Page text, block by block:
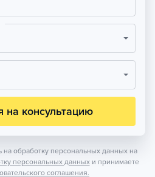
на консультацию
обработку персональных данных на
персональных данных и принимаете
соглашения.